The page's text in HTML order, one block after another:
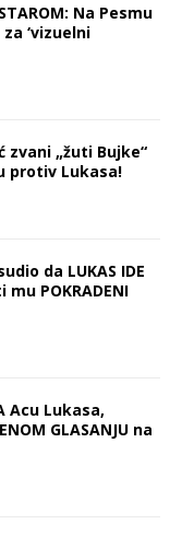
Na Pesmu
‘vizuelni
zvani „žuti Bujke“
protiv Lukasa!
da LUKAS IDE
mu POKRADENI
Acu Lukasa,
GLASANJU na